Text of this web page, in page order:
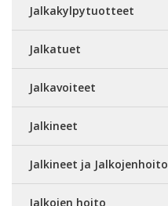
Jalkakylpytuotteet
Jalkatuet
Jalkavoiteet
Jalkineet
Jalkineet ja Jalkojenhoito
Jalkojen hoito